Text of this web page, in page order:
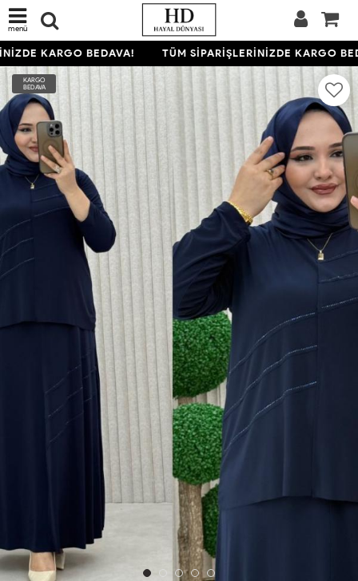
menü
KARGO BEDAVA! TÜM SİPARİŞLERİNİZDE KARGO
KARGO
BEDAVA